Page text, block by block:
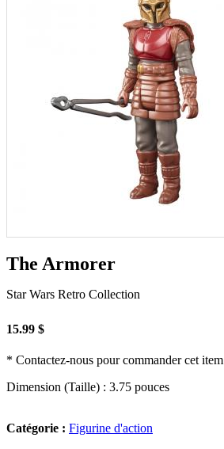
The Armorer
Star Wars Retro Collection
15.99 $
* Contactez-nous pour commander cet item
Dimension (Taille) : 3.75 pouces
Catégorie : Figurine d'action